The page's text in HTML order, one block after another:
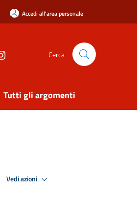
Accedi all'area personale
Cerca
Tutti gli argomenti
Vedi azioni